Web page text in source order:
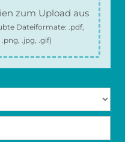
zum Upload aus
Dateiformate: .pdf,
.png, .jpg, .gif)